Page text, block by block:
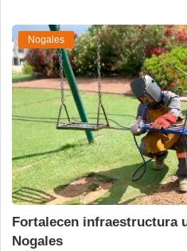
Nogales
Fortalecen infraestructura
Nogales